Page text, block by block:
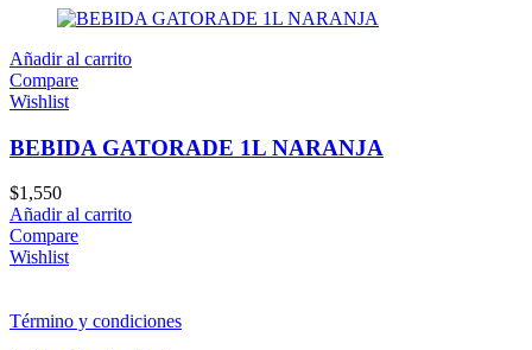
Añadir al carrito
Compare
Wishlist
BEBIDA GATORADE 1L NARANJA
$1,550
Añadir al carrito
Compare
Wishlist
Término y condiciones